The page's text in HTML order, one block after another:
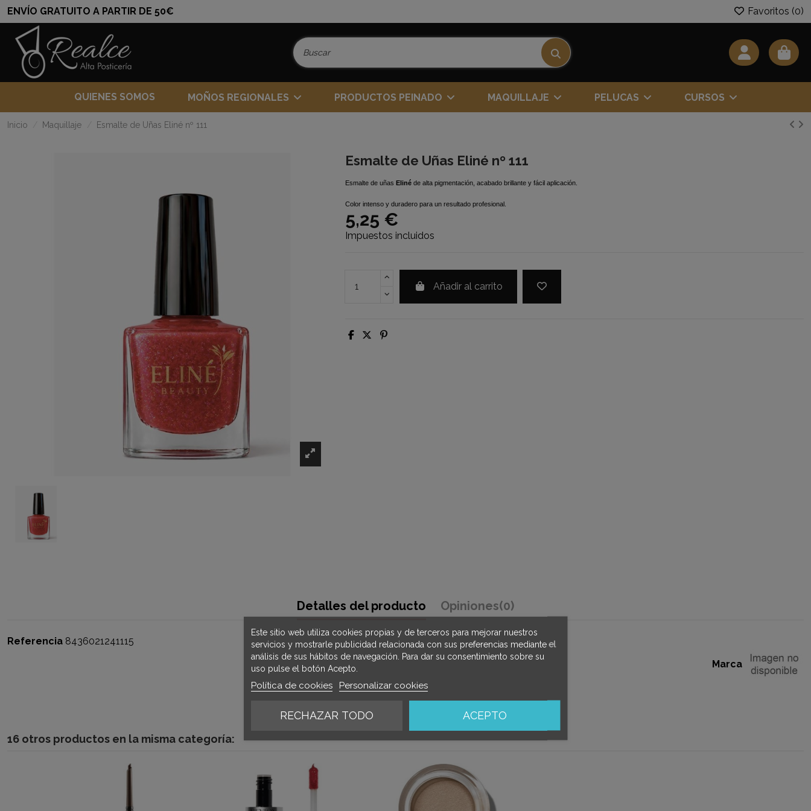
ENVÍO GRATUITO A PARTIR DE 50€ Favoritos (0)
QUIENES SOMOS MOÑOS REGIONALES PRODUCTOS PEINADO MAQUILLAJE PELUCAS CURSOS
Inicio Maquillaje Esmalte de Uñas Eliné nº 111
Esmalte de Uñas Eliné nº 111
Esmalte de uñas Eliné de alta pigmentación, acabado brillante y fácil aplicación.
Color intenso y duradero para un resultado profesional.
5,25 €
Impuestos incluidos
Añadir al carrito
Detalles del producto Opiniones(0)
Marca
Referencia 8436021241115
16 otros productos en la misma categoría:
Este sitio web utiliza cookies propias y de terceros para mejorar nuestros
servicios y mostrarle publicidad relacionada con sus preferencias mediante el
análisis de sus hábitos de navegación. Para dar su consentimiento sobre su
uso pulse el botón Acepto.
Política de cookies Personalizar cookies
RECHAZAR TODO ACEPTO